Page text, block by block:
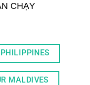
CHẠY
MALDIVES